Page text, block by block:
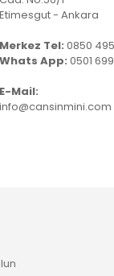
Etimesgut - Ankara
Merkez Tel: 0850
Whats App: 0501
E-Mail:
info@cansinmini.com